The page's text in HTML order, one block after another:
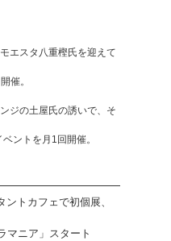
エスタ八重樫氏を迎えて
催。
ジの土屋氏の誘いで、そ
ントを月1回開催。
トカフェで初個展、
マニア」スタート